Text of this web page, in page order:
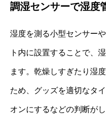
調湿センサーで湿度
湿度を測る小型センサー
ト内に設置することで、
ます。乾燥しすぎたり湿
ため、グッズを適切なタ
オンにするなどの判断が